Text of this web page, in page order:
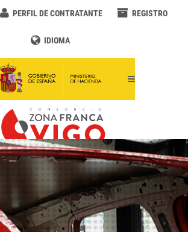
PERFIL DE CONTRATANTE REGISTRO
IDIOMA